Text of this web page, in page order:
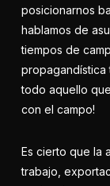
posicionarnos
hablamos de
tiempos de
propagandística
todo aquello
con el campo!
Es cierto que la
trabajo,